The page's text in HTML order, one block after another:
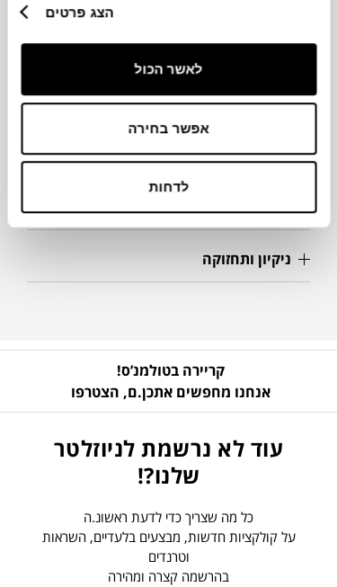
הצג פרטים
לאשר הכול
אפשר בחירה
לדחות
מידע על חומרים
מק"ט
פרטים נוספים
ניקיון ותחזוקה
קריירה בטולמנ’ס!
אנחנו מחפשים אתכן.ם, הצטרפו
עוד לא נרשמת לניוזלטר
שלנו?!
כל מה שצריך כדי לדעת ראשונ.ה
על קולקציות חדשות, מבצעים בלעדיים, השראות
וטרנדים
בהרשמה קצרה ומהירה